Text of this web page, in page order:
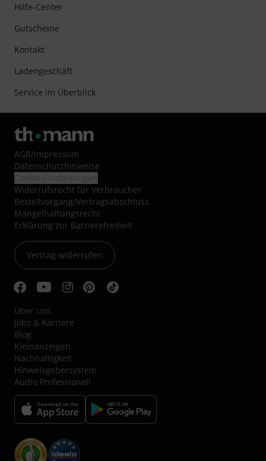
Hilfe-Center
Gutscheine
Kontakt
Ladengeschäft
Service im Überblick
AGB/Impressum
Datenschutzhinweise
Widerrufsrecht für Verbraucher
Bestellvorgang/Vertragsabschluss
Mängelhaftungsrecht
Erklärung zur Barrierefreiheit
Vertrag widerrufen
Über uns
Jobs & Karriere
Blog
Kleinanzeigen
Nachhaltigkeit
Hinweisgebersystem
Audio Professionell